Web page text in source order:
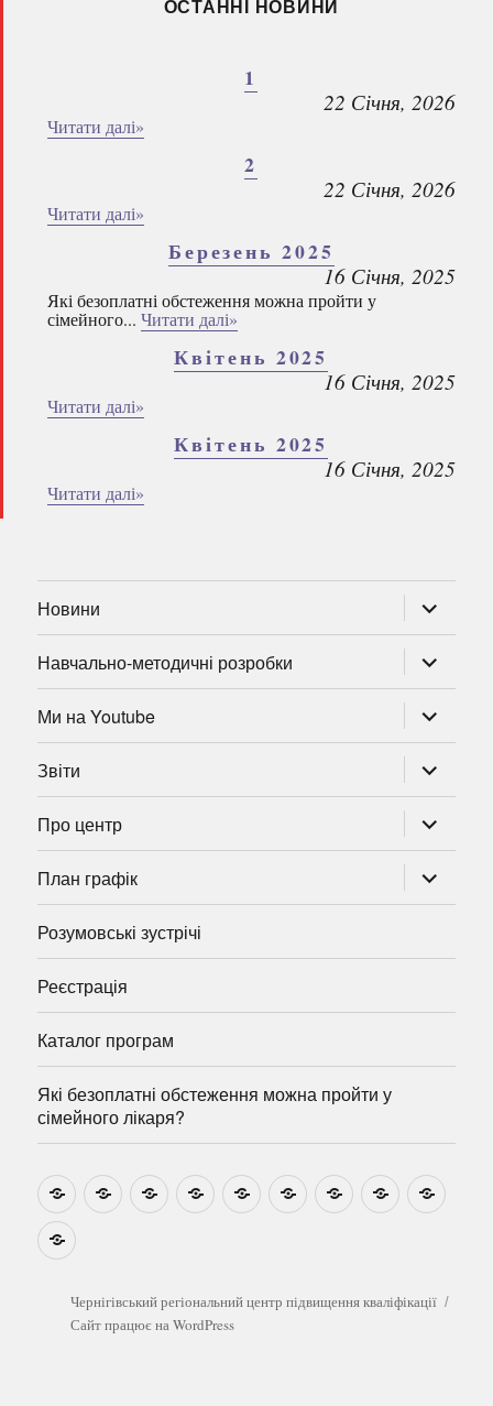
ОСТАННІ НОВИНИ
1
22 Січня, 2026
Читати далі»
2
22 Січня, 2026
Читати далі»
Березень 2025
16 Січня, 2025
Які безоплатні обстеження можна пройти у
сімейного... Читати далі»
Квітень 2025
16 Січня, 2025
Читати далі»
Квітень 2025
16 Січня, 2025
Читати далі»
Новини
підменю
Навчально-методичні розробки
підменю
Ми на Youtube
підменю
Звіти
підменю
Про центр
підменю
План графік
підменю
Розумовські зустрічі
Реєстрація
Каталог програм
Які безоплатні обстеження можна пройти у
сімейного лікаря?
НовиниНавчально-
методичні
Ми
на
Звіти Про
центр
План
графік
Розумовські
зустрічі
Реєстрація
Які
безоплатні
можна
пройти
у
Чернігівський регіональний центр підвищення кваліфікації
Сайт працює на WordPress